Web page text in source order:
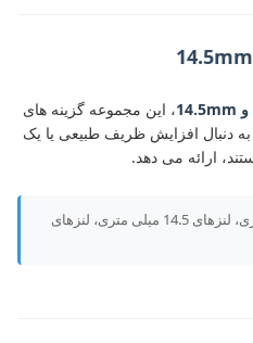
، این مجموعه گزینه های
دنبال افزایش ظریف طبیعی یا یک
ارائه می دهد.
کلمات کلیدی: لنزهای 14.2 میلی متری، لنزهای 14.5 میلی متری، لنزهای